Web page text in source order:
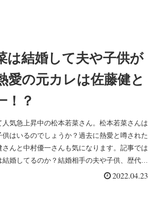
は結婚して夫や子供が
愛の元カレは佐藤健と
！？
人気急上昇中の松本若菜さん。松本若菜さんは
はいるのでしょうか？過去に熱愛と噂された
さんと中村優一さんも気になります。記事では
婚してるのか？結婚相手の夫や子供、歴代の
2022.04.23